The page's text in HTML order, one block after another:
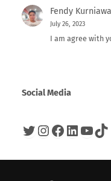
Fendy
July 26, 2023
I am agree with
Social Media
Twitter
Instagram
Facebook